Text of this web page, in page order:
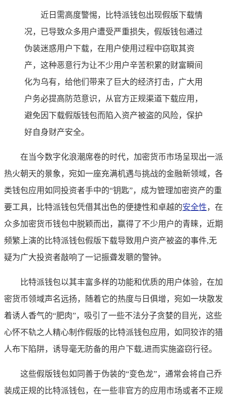
近日需高度警惕，比特派钱包出现假版下载情
况，已导致众多用户遭受严重损失，假版钱包通过
伪装迷惑用户下载，在用户使用过程中窃取其资
产，这种恶意行为让不少用户辛苦积累的财富瞬间
化为乌有，给他们带来了巨大的经济打击，广大用
户务必提高防范意识，从官方正规渠道下载应用，
避免因下载假版钱包而陷入资产被盗的风险，保护
好自身财产安全。
在当今数字化浪潮席卷的时代，加密货币市场呈现出一派
热火朝天的景象，宛如一座充满机遇与挑战的金融新领域，各
类钱包应用如同投资者手中的“钥匙”，成为管理加密资产的重
要工具，比特派钱包凭借其出色的便捷性和卓越的安全性，在
众多加密货币钱包中脱颖而出，赢得了不少用户的青睐，近期
频繁上演的比特派钱包假版下载导致用户资产被盗的事件,无
疑为广大投资者敲响了一记振聋发聩的警钟。
比特派钱包以其丰富多样的功能和优质的用户体验，在加
密货币领域声名远扬，随着它的热度与日俱增，宛如一块散发
着诱人香气的“肥肉”，吸引了一些不法分子贪婪的目光，这些
心怀不轨之人精心制作假版的比特派钱包应用，如同狡诈的猎
人布下陷阱，诱导毫无防备的用户下载,进而实施盗窃行径。
这些假版钱包如同善于伪装的“变色龙”，通常会将自己乔
装成正规的比特派钱包，在一些非官方的应用市场或者不正规